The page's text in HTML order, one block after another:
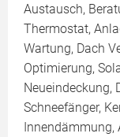
Austausch,
Thermostat,
Wartung, Dach
Optimierung,
Neueindeckung,
Schneefänger,
Innendämmung,